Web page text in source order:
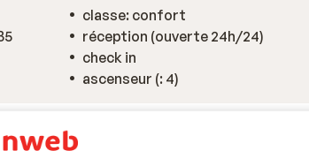
classe: confort
réception (ouverte 24h/24)
check in
ascenseur (: 4)